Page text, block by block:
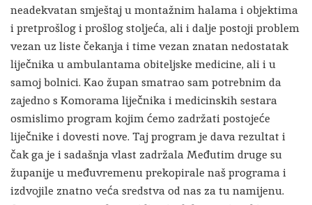
neadekvatan smještaj u montažnim halama i objektima
i pretprošlog i prošlog stoljeća, ali i dalje postoji problem
vezan uz liste čekanja i time vezan znatan nedostatak
liječnika u ambulantama obiteljske medicine, ali i u
samoj bolnici. Kao župan smatrao sam potrebnim da
zajedno s Komorama liječnika i medicinskih sestara
osmislimo program kojim ćemo zadržati postojeće
liječnike i dovesti nove. Taj program je dava rezultat i
čak ga je i sadašnja vlast zadržala Međutim druge su
županije u međuvremenu prekopirale naš programa i
izdvojile znatno veća sredstva od nas za tu namijenu.